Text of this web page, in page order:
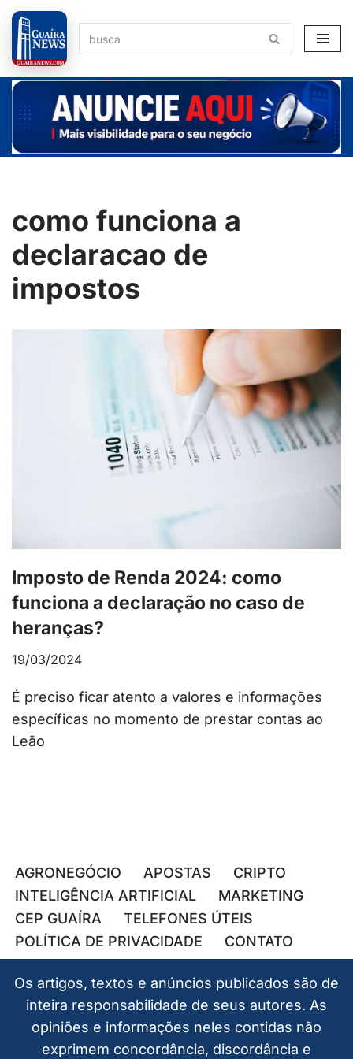
Pular
para
o
conteúdo
como funciona a
declaracao de
impostos
Imposto de Renda 2024: como
funciona a declaração no caso de
heranças?
19/03/2024
É preciso ficar atento a valores e informações
específicas no momento de prestar contas ao
Leão
AGRONEGÓCIO APOSTAS
CRIPTO
INTELIGÊNCIA ARTIFICIAL
MARKETING
CEP GUAÍRA
TELEFONES ÚTEIS
POLÍTICA DE PRIVACIDADE
CONTATO
Os artigos, textos e anúncios publicados são de
inteira responsabilidade de seus autores. As
opiniões e informações neles contidas não
exprimem concordância, discordância e